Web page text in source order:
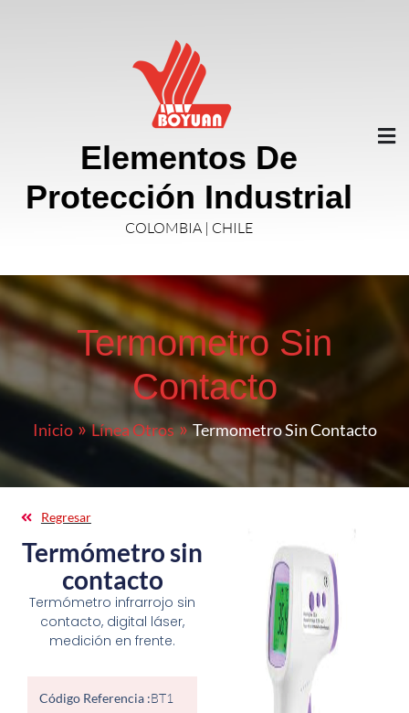
Elementos De
Protección Industrial
COLOMBIA | CHILE
Termometro Sin
Contacto
Inicio Línea Otros Termometro Sin Contacto
Termómetro sin
contacto
Termómetro infrarrojo sin
contacto, digital láser,
medición en frente.
Código Referencia :BT1
Regresar